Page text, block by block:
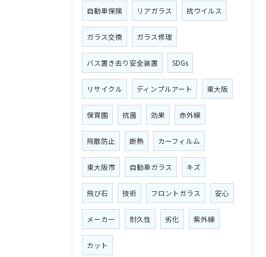
自動車保険 リアガラス 抗ウイルス
ガラス交換 ガラス修理
バス置き去り安全装置 SDGs
リサイクル ディンプルアート 東大阪
保育園 抗菌 効果 赤外線
飛散防止 断熱 カーフィルム
東大阪市 自動車ガラス キズ
飛び石 技術 フロントガラス 安心
メーカー 耐久性 劣化 紫外線
カット